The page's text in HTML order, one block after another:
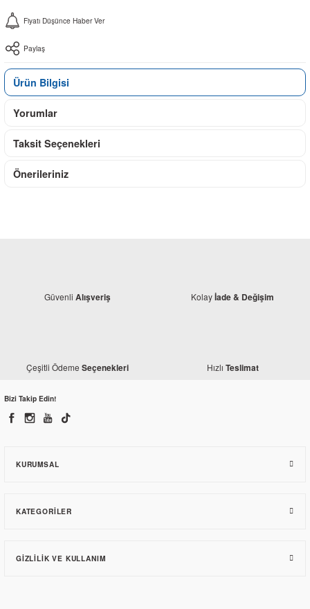
Fiyatı Düşünce Haber Ver
Paylaş
Ürün Bilgisi
Yorumlar
Taksit Seçenekleri
Önerileriniz
Güvenli Alışveriş Kolayİade & Değişim
Çeşitli Ödeme Seçenekleri Hızlı Teslimat
Bizi Takip Edin!
KURUMSAL
KATEGORILER
GIZLILIK VE KULLANIM